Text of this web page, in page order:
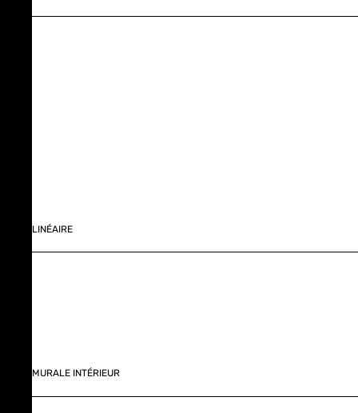
LINÉAIRE
MURALE INTÉRIEUR